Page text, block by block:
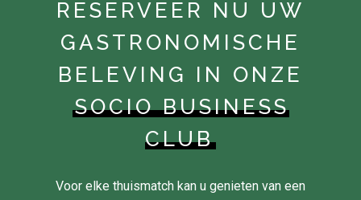
RESERVEER NU UW
GASTRONOMISCHE
BELEVING IN ONZE
SOCIO BUSINESS
CLUB
Voor elke thuismatch kan u genieten van een